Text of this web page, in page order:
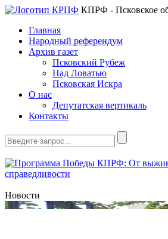
КПРФ - Псковское
Главная
Народный референдум
Архив газет
Псковский Рубеж
Над Ловатью
Псковская Искра
О нас
Депутатская вертикаль
Контакты
Новости